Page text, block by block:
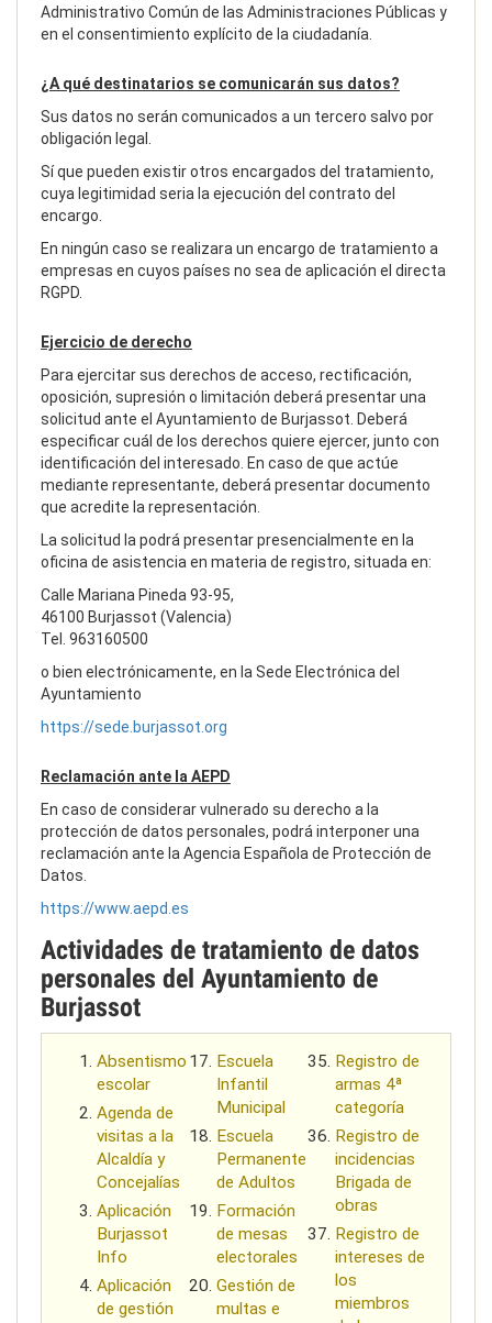
Administrativo Común de las Administraciones Públicas y
en el consentimiento explícito de la ciudadanía.
¿A qué destinatarios se comunicarán sus datos?
Sus datos no serán comunicados a un tercero salvo por
obligación legal.
Sí que pueden existir otros encargados del tratamiento,
cuya legitimidad seria la ejecución del contrato del
encargo.
En ningún caso se realizara un encargo de tratamiento a
empresas en cuyos países no sea de aplicación el directa
RGPD.
Ejercicio de derecho
Para ejercitar sus derechos de acceso, rectificación,
oposición, supresión o limitación deberá presentar una
solicitud ante el Ayuntamiento de Burjassot. Deberá
especificar cuál de los derechos quiere ejercer, junto con
identificación del interesado. En caso de que actúe
mediante representante, deberá presentar documento
que acredite la representación.
La solicitud la podrá presentar presencialmente en la
oficina de asistencia en materia de registro, situada en:
Calle Mariana Pineda 93-95,
46100 Burjassot (Valencia)
Tel. 963160500
o bien electrónicamente, en la Sede Electrónica del
Ayuntamiento
https://sede.burjassot.org
Reclamación ante la AEPD
En caso de considerar vulnerado su derecho a la
protección de datos personales, podrá interponer una
reclamación ante la Agencia Española de Protección de
Datos.
https://www.aepd.es
Actividades de tratamiento de datos
personales del Ayuntamiento de
Burjassot
Absentismo
escolar
Agenda de
visitas a la
Alcaldía y
Concejalías
Aplicación
Burjassot
Info
Aplicación
de gestión
Escuela
Infantil
Municipal
Escuela
Permanente
de Adultos
Formación
de mesas
electorales
Gestión de
multas e
Registro de
armas 4ª
categoría
Registro de
incidencias
Brigada de
obras
Registro de
intereses de
los
miembros